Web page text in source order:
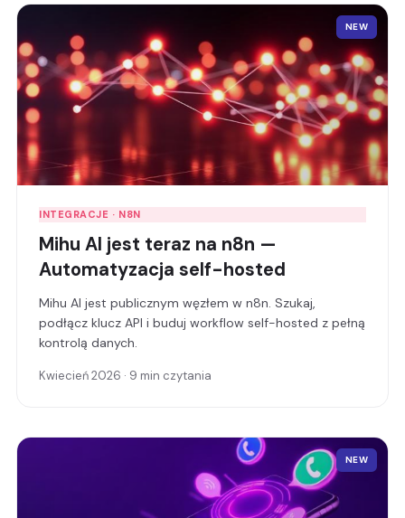
NEW
INTEGRACJE · N8N
Mihu AI jest teraz na n8n —
Automatyzacja self-hosted
Mihu AI jest publicznym węzłem w n8n. Szukaj,
podłącz klucz API i buduj workflow self-hosted z pełną
kontrolą danych.
Kwiecień 2026 · 9 min czytania
NEW